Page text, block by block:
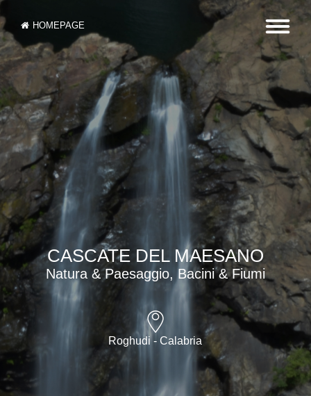
HOMEPAGE
CASCATE DEL MAESANO
Natura & Paesaggio, Bacini & Fiumi
Roghudi - Calabria